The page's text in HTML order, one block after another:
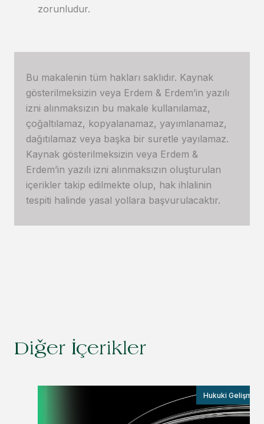
zorunludur.
Bu makalenin tüm hakları saklıdır. Kaynak
gösterilmeksizin veya Erdem & Erdem’in yazılı
izni alınmaksızın bu makale kullanılamaz,
çoğaltılamaz, kopyalanamaz, yayımlanamaz,
dağıtılamaz veya başka bir suretle yayılamaz.
Kaynak gösterilmeksizin veya Erdem &
Erdem’in yazılı izni alınmaksızın oluşturulan
içerikler takip edilmekte olup, hak ihlalinin
tespiti halinde yasal yollara başvurulacaktır.
Diğer İçerikler
Hukuki